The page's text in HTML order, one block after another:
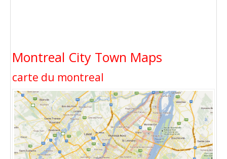
Montreal City Town Maps
carte du montreal